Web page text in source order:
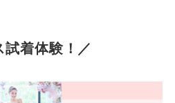
試着体験！／